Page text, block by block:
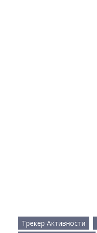
Трекер Активности